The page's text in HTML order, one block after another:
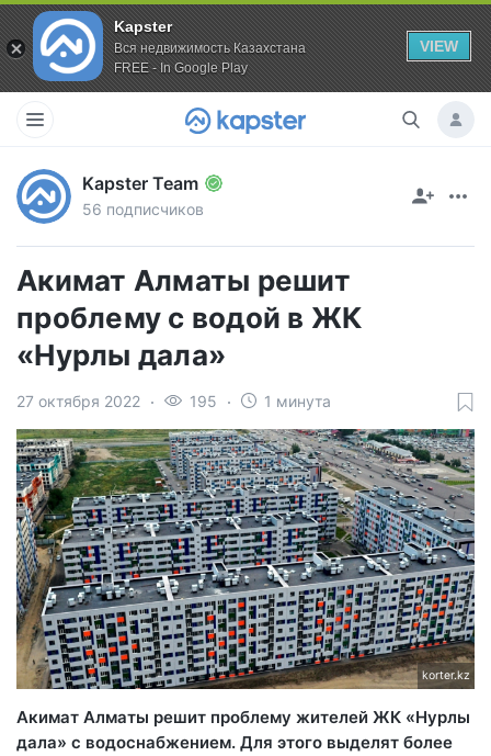
Kapster
Вся недвижимость Казахстана
FREE - In Google Play
VIEW
Kapster Team
56 подписчиков
Акимат Алматы решит
проблему с водой в ЖК
«Нурлы дала»
27 октября 2022 195 1 минута
korter.kz
Акимат Алматы решит проблему жителей ЖК «Нурлы
дала» с водоснабжением. Для этого выделят более